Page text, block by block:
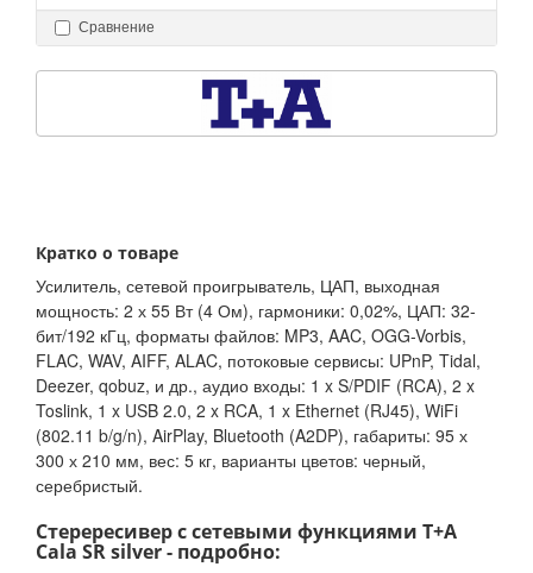
Сравнение
Кратко о товаре
Усилитель, сетевой проигрыватель, ЦАП, выходная
мощность: 2 х 55 Вт (4 Ом), гармоники: 0,02%, ЦАП: 32-
бит/192 кГц, форматы файлов: MP3, AAC, OGG-Vorbis,
FLAC, WAV, AIFF, ALAC, потоковые сервисы: UPnP, Tidal,
Deezer, qobuz, и др., аудио входы: 1 x S/PDIF (RCA), 2 x
Toslink, 1 x USB 2.0, 2 x RCA, 1 x Ethernet (RJ45), WiFi
(802.11 b/g/n), AirPlay, Bluetooth (A2DP), габариты: 95 х
300 х 210 мм, вес: 5 кг, варианты цветов: черный,
серебристый.
Стерересивер с сетевыми функциями T+A
Cala SR silver - подробно: